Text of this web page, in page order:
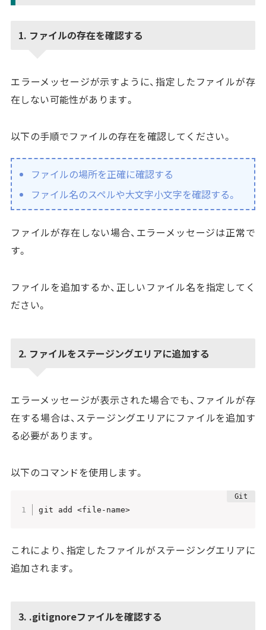
1. ファイルの存在を確認する
エラーメッセージが示すように、指定したファイルが存
在しない可能性があります。
以下の手順でファイルの存在を確認してください。
ファイルの場所を正確に確認する
ファイル名のスペルや大文字小文字を確認する。
ファイルが存在しない場合、エラーメッセージは正常で
す。
ファイルを追加するか、正しいファイル名を指定してく
ださい。
2. ファイルをステージングエリアに追加する
エラーメッセージが表示された場合でも、ファイルが存
在する場合は、ステージングエリアにファイルを追加す
る必要があります。
以下のコマンドを使用します。
これにより、指定したファイルがステージングエリアに
追加されます。
3. .gitignoreファイルを確認する